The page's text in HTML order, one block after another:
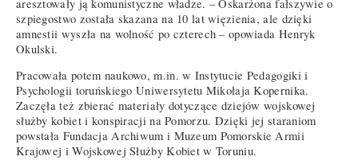
aresztowały ją komunistyczne władze. – Oskarżona fałszywie o
szpiegostwo została skazana na 10 lat więzienia, ale dzięki
amnestii wyszła na wolność po czterech – opowiada Henryk
Okulski.
Pracowała potem naukowo, m.in. w Instytucie Pedagogiki i
Psychologii toruńskiego Uniwersytetu Mikołaja Kopernika.
Zaczęła też zbierać materiały dotyczące dziejów wojskowej
służby kobiet i konspiracji na Pomorzu. Dzięki jej staraniom
powstała Fundacja Archiwum i Muzeum Pomorskie Armii
Krajowej i Wojskowej Służby Kobiet w Toruniu.